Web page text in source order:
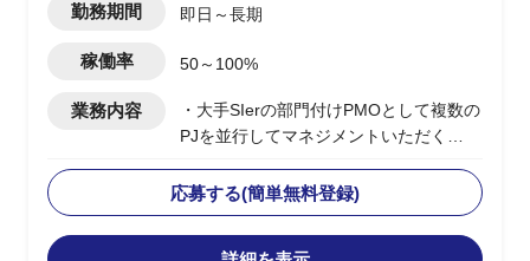
勤務期間 即日～長期
稼働率 50～100%
業務内容
・大手SIerの部門付けPMOとして複数の
PJを並行してマネジメントいただく
ド会社に対してインフラ領域の保守、開
発を行っている
・複数PJの横断的なPMO支援(課題管
応募する(簡単無料登録)